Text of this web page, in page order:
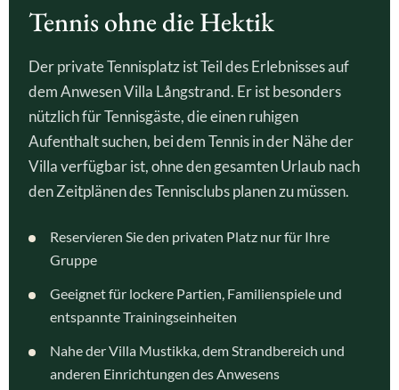
Tennis ohne die Hektik
Der private Tennisplatz ist Teil des Erlebnisses auf
dem Anwesen Villa Långstrand. Er ist besonders
nützlich für Tennisgäste, die einen ruhigen
Aufenthalt suchen, bei dem Tennis in der Nähe der
Villa verfügbar ist, ohne den gesamten Urlaub nach
den Zeitplänen des Tennisclubs planen zu müssen.
Reservieren Sie den privaten Platz nur für Ihre
Gruppe
Geeignet für lockere Partien, Familienspiele und
entspannte Trainingseinheiten
Nahe der Villa Mustikka, dem Strandbereich und
anderen Einrichtungen des Anwesens